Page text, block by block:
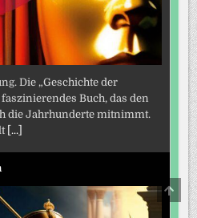
Die „Geschichte der
Buch, das den
die Jahrhunderte mitnimmt.
[...]
TO
TOP